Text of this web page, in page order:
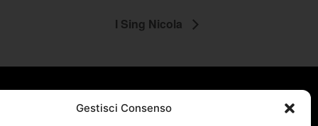
Gestisci Consenso
I Sing Nicola